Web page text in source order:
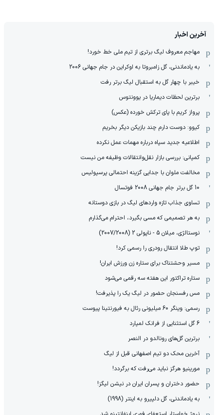
آخرین اخبار
مهاجم معروف لیگ برتری از تیم ملی خط خورد!
به یادماندنی، گل زامبروتا به اوکراین در جام جهانی 2006
خیبر با چهار گل به استقبال لیگ برتر رفت
برترین لحظات دیماریا در یوونتوس
پرواز کریم با پای ترکش خورده (عکس)
کیوو: دوست دارم چند بازیکن دیگر بخریم
اطلاعیه جدید سپاه درباره مهمات عمل نکرده
کمپانی: بررسی بازار نقل‌وانتقالات وظیفه من نیست
مخالفت ملوان با جدایی گزینه احتمالی پرسپولیس
10 گل برتر جام جهانی 2008 فوتسال
تساوی جذاب تازه واردهای لیگ در بازی دوستانه
به هر تصمیمی که مسی بگیرد، احترام می‌گذارم
نوستالژی، میلان 5 - ناپولی 2 (2007/2008)
توپ طلا انتقال رودری را رسمی کرد!
مسیر وحشتناک برای ستاره زن ورزش ایران!
ستاره تراکتور این هفته سه رقمی می‌شود
مس رفسنجان حضور در لیگ یک را پذیرفت!
رسمی: وینگر 60 میلیونی رئال به فیورنتینا پیوست
6 گل استثنایی از فرانک لمپارد
برترین گل‌های رونالدو در النصر
آخرین محک دو تیم اصفهانی قبل از لیگ
مورینیو هرگز نباید می‌رفت که برگردد!
حضور دختران و پسران ایران در نیشن لیگز!
به یادماندنی، گل دلپیرو به اینتر (1998)